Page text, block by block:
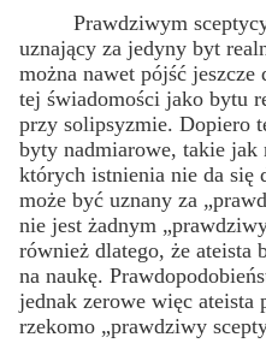
Prawdziwym
uznający za jedyny byt
można nawet pójść
tej świadomości jako bytu
przy solipsyzmie. Dopiero
byty nadmiarowe, takie jak
których istnienia nie da się
może być uznany za
nie jest żadnym
również dlatego, że ateista
na naukę.
jednak zerowe więc
rzekomo „prawdziwy